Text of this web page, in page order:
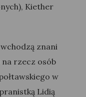
Kiether
znani
rzecz osób
w
Lidią